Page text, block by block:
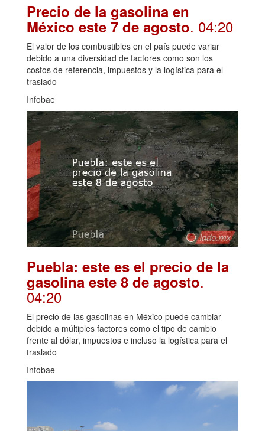
Precio de la gasolina en
México este 7 de agosto. 04:20
El valor de los combustibles en el país puede variar
debido a una diversidad de factores como son los
costos de referencia, impuestos y la logística para el
traslado
Infobae
Puebla: este es el precio de la
gasolina este 8 de agosto.
04:20
El precio de las gasolinas en México puede cambiar
debido a múltiples factores como el tipo de cambio
frente al dólar, impuestos e incluso la logística para el
traslado
Infobae